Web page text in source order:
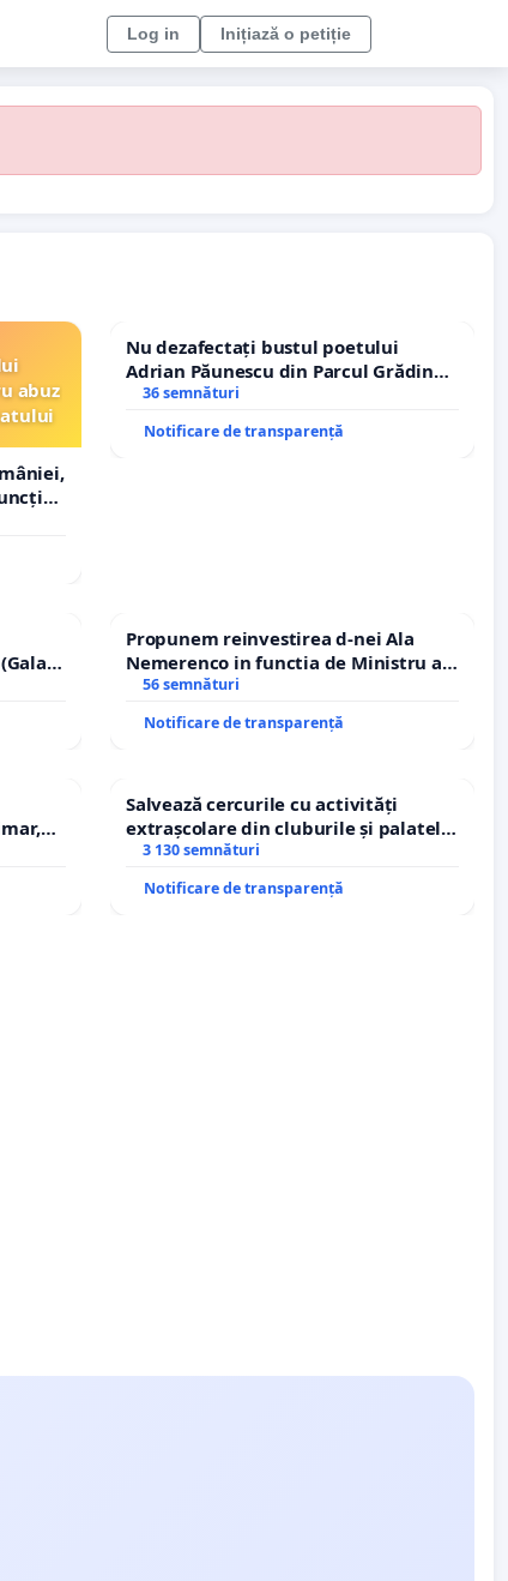
Log in Inițiază o petiție
abuz
Nu dezafectați bustul poetului
Adrian Păunescu din Parcul Grădina
Icoanei! Stop cenzurii culturale!
36 semnături
Notificare de transparență
Propunem reinvestirea d-nei Ala
Nemerenco in functia de Ministru al
Sanatatii
56 semnături
Notificare de transparență
Salvează cercurile cu activități
extrașcolare din cluburile și palatele
copiilor
3 130 semnături
Notificare de transparență